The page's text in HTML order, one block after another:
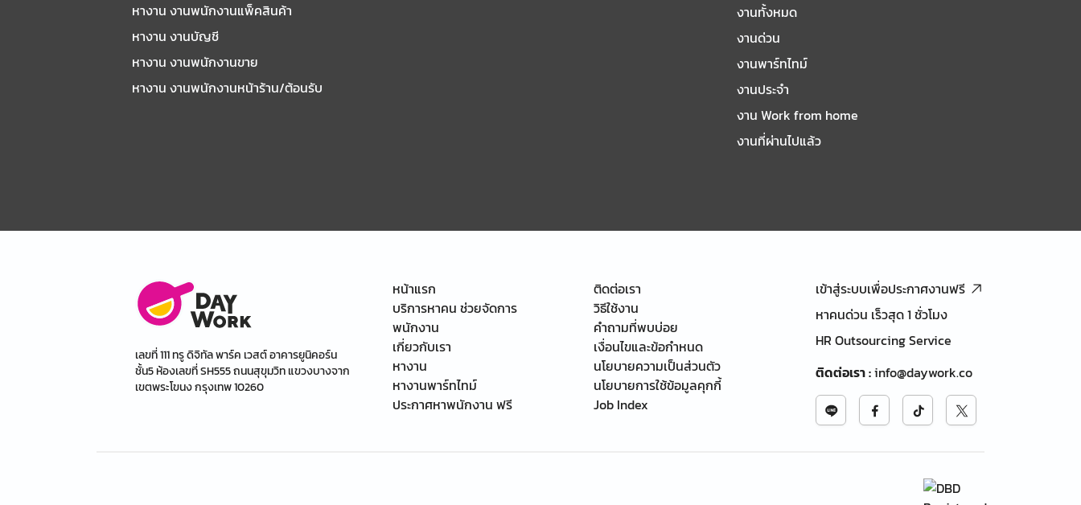
หางาน งานพนักงานแพ็คสินค้า
หางาน งานบัญชี
หางาน งานพนักงานขาย
หางาน งานพนักงานหน้าร้าน/ต้อนรับ
งานทั้งหมด
งานด่วน
งานพาร์ทไทม์
งานประจำ
งาน Work from home
งานที่ผ่านไปแล้ว
เลขที่ 111 ทรู ดิจิทัล พาร์ค เวสต์ อาคารยูนิคอร์น
ชั้น5 ห้องเลขที่ SH555 ถนนสุขุมวิท แขวงบางจาก
เขตพระโขนง กรุงเทพ 10260
หน้าแรก
บริการหาคน ช่วยจัดการ
พนักงาน
เกี่ยวกับเรา
หางาน
หางานพาร์ทไทม์
ประกาศหาพนักงาน ฟรี
ติดต่อเรา
วิธีใช้งาน
คำถามที่พบบ่อย
เงื่อนไขและข้อกำหนด
นโยบายความเป็นส่วนตัว
นโยบายการใช้ข้อมูลคุกกี้
Job Index
เข้าสู่ระบบเพื่อประกาศงานฟรี
หาคนด่วน เร็วสุด 1 ชั่วโมง
HR Outsourcing Service
ติดต่อเรา:info@daywork.co